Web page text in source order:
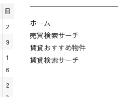
日
2
9
1
6
2
ホーム
売買検索サーチ
賃貸おすすめ物件
賃貸検索サーチ